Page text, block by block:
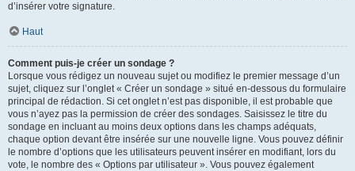
d’insérer votre signature.
Haut
Comment puis-je créer un sondage ?
Lorsque vous rédigez un nouveau sujet ou modifiez le premier message d’un
sujet, cliquez sur l’onglet « Créer un sondage » situé en-dessous du formulaire
principal de rédaction. Si cet onglet n’est pas disponible, il est probable que
vous n’ayez pas la permission de créer des sondages. Saisissez le titre du
sondage en incluant au moins deux options dans les champs adéquats,
chaque option devant être insérée sur une nouvelle ligne. Vous pouvez définir
le nombre d’options que les utilisateurs peuvent insérer en modifiant, lors du
vote, le nombre des « Options par utilisateur ». Vous pouvez également